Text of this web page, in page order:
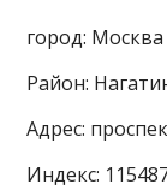
город: Москва
Район:
Адрес:
Индекс: